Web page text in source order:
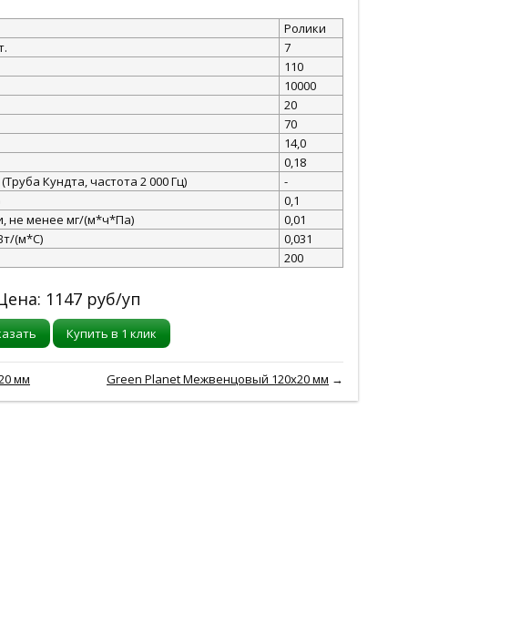
Ролики
7
110
10000
20
70
14,0
0,18
Кундта, частота 2 000 Гц)
-
0,1
не менее мг/(м*ч*Па)
0,01
(м*С)
0,031
200
1147 руб/уп
Купить в 1 клик
мм Green Planet Межвенцовый 120x20 мм →